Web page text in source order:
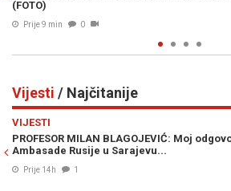
Vijesti / Najčitanije
BLAGOJEVIĆ: Moj odgovor pokvarenjacima iz
Sarajevu...